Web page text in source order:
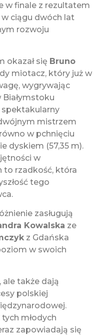
w finale z rezultatem
w ciągu dwóch lat
rozwoju
okazał się Bruno
miotacz, który już w
wygrywając
Białymstoku
mistrzem
w pchnięciu
dyskiem (57,35 m).
w
to rzadkość, która
tego
zasługują
Kowalska ze
z Gdańska
w swoich
także dają
polskiej
młodych
zapowiadają się